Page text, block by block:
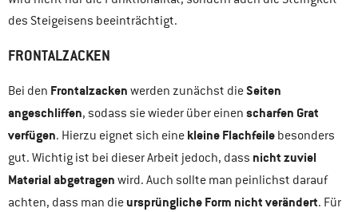
des Steigeisens beeinträchtigt.
FRONTALZACKEN
Bei den Frontalzacken werden zunächst dieSeiten
angeschliffen, sodass sie wieder über einen scharfen Grat
verfügen. Hierzu eignet sich eine kleine Flachfeile besonders
gut. Wichtig ist bei dieser Arbeit jedoch, dass nicht zuviel
Material abgetragen wird. Auch sollte man peinlichst darauf
achten, dass man dieursprüngliche Form nicht verändert. Für